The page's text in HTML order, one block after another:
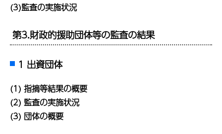
(3)監査の実施状況
第3.財政的援助団体等の監査の結果
1 出資団体
(1) 指摘等結果の概要
(2) 監査の実施状況
(3) 団体の概要